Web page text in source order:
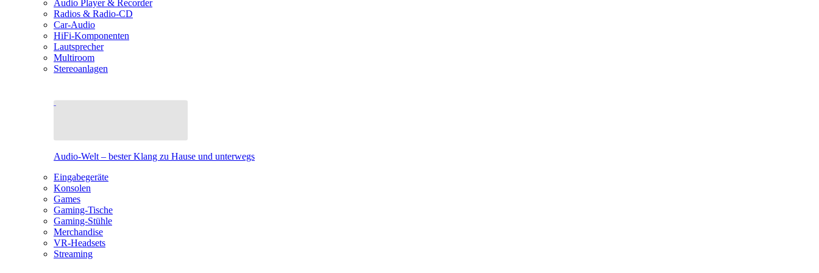
Audio Player & Recorder
Radios & Radio-CD
Car-Audio
HiFi-Komponenten
Lautsprecher
Multiroom
Stereoanlagen
Audio-Welt – bester Klang zu Hause und unterwegs
Eingabegeräte
Konsolen
Games
Gaming-Tische
Gaming-Stühle
Merchandise
VR-Headsets
Streaming